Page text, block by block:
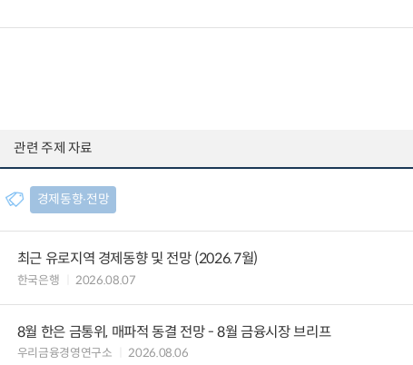
관련 주제 자료
경제동향∙전망
최근 유로지역 경제동향 및 전망 (2026.7월)
한국은행 2026.08.07
8월 한은 금통위, 매파적 동결 전망 - 8월 금융시장 브리프
우리금융경영연구소 2026.08.06